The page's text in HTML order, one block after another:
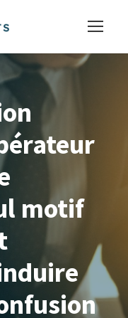
motif